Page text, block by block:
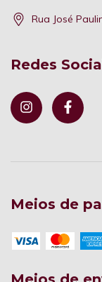
Rua José
Redes
Meios de